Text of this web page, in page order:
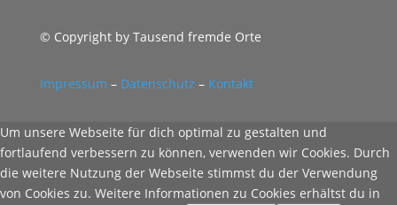
© Copyright by Tausend fremde Orte
Impressum – Datenschutz – Kontakt
Um unsere Webseite für dich optimal zu gestalten und
fortlaufend verbessern zu können, verwenden wir Cookies. Durch
die weitere Nutzung der Webseite stimmst du der Verwendung
von Cookies zu. Weitere Informationen zu Cookies erhältst du in